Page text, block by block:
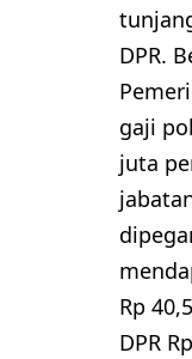
DPR.
gaji
juta
Rp
DPR